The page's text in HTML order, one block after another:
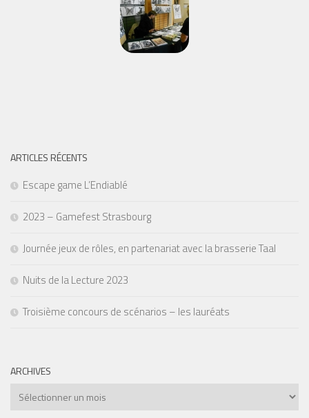
ARTICLES RÉCENTS
Escape game L’Endiablé
2023 – Gamefest Strasbourg
Journée jeux de rôles, en partenariat avec la brasserie Taal
Nuits de la Lecture 2023
Troisième concours de scénarios – les lauréats
ARCHIVES
Archives